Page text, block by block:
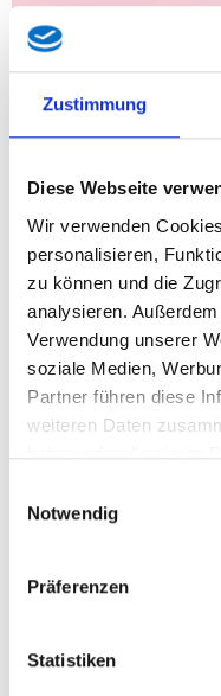
Zustimmung
Diese Webseite
Wir verwenden
personalisieren,
zu können und die
analysieren.
Verwendung unserer
soziale Medien,
Partner führen diese
weiteren Daten
haben oder die sie im
Notwendig
Präferenzen
Statistiken
„Traurig aber wahr,
„Miete“ bezahlen. Der
dargestellt und das
Fixkosten bedienen
Lassenberger.
Millionen Euro
und damit der
Noch dazu steige der
Bürgermeister und
Anzengruber hat es